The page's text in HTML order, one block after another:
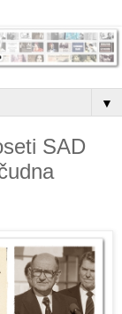
▼
SAD